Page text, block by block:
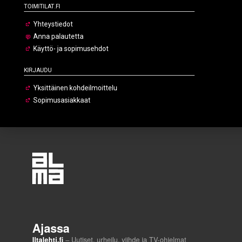
Toimitilat.fi
Yhteystiedot
Anna palautetta
Käyttö- ja sopimusehdot
Kirjaudu
Yksittäinen kohdeilmoittelu
Sopimusasiakkaat